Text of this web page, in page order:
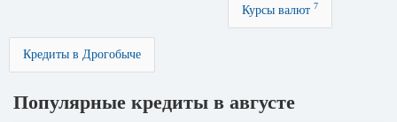
Курсы валют 7
Кредиты в Дрогобыче
Популярные кредиты в августе